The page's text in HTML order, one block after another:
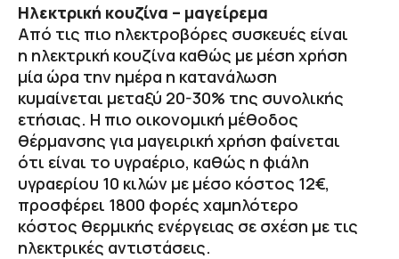
Ηλεκτρική κουζίνα – μαγείρεμα
Από τις πιο ηλεκτροβόρες συσκευές είναι
η ηλεκτρική κουζίνα καθώς με μέση χρήση
μία ώρα την ημέρα η κατανάλωση
κυμαίνεται μεταξύ 20-30% της συνολικής
ετήσιας. Η πιο οικονομική μέθοδος
θέρμανσης για μαγειρική χρήση φαίνεται
ότι είναι το υγραέριο, καθώς η φιάλη
υγραερίου 10 κιλών με μέσο κόστος 12€,
προσφέρει 1800 φορές χαμηλότερο
κόστος θερμικής ενέργειας σε σχέση με τις
ηλεκτρικές αντιστάσεις.